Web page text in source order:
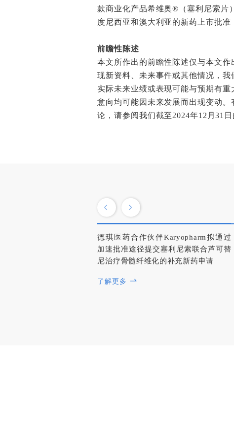
款商业化产品希维奥®（塞利尼索片
度尼西亚和澳大利亚的新药上市批
前瞻性陈述
本文所作出的前瞻性陈述仅与本文
现新资料、未来事件或其他情况，
实际未来业绩或表现可能与预期有
意向均可能因未来发展而出现变动
论，请参阅我们截至2024年12月31
德琪医药合作伙伴Karyopharm拟通过
加速批准途径提交塞利尼索联合芦可替
尼治疗骨髓纤维化的补充新药申请
了解更多